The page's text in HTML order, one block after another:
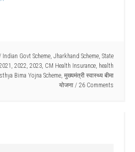
/ Indian Govt Scheme, Jharkhand Scheme, State
2022 2023, CM Health Insurance, health
Bima Yojna Scheme, मुख्यमंत्री स्वास्थ्य बीमा
योजना
26 Comments